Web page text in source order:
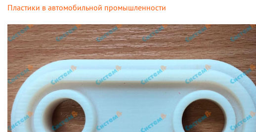
Пластики в автомобильной промышленности